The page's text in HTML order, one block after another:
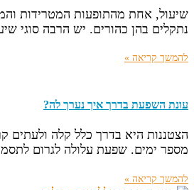
שיעול, אחת מהתופעות המטרידות
נתקלים בהן כהורים. יש הרבה סוגי
להמשך קריאה »
עונת השפעת בדרך איך נערך לה?
הצטננות היא בדרך כלל קלה ולעתים
מספר ימים. שפעת עלולה לגרום
להמשך קריאה »